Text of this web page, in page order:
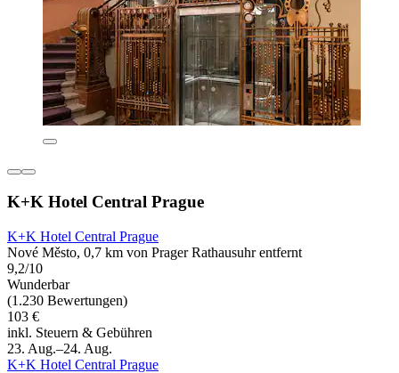
K+K Hotel Central Prague
K+K Hotel Central Prague
Nové Město, 0,7 km von Prager Rathausuhr entfernt
9,2/10
Wunderbar
(1.230 Bewertungen)
103 €
inkl. Steuern & Gebühren
23. Aug.–24. Aug.
K+K Hotel Central Prague